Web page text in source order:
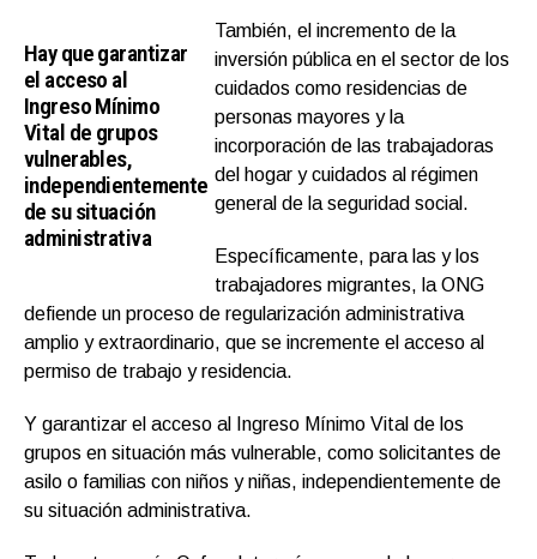
Hay que garantizar
el acceso al
Ingreso Mínimo
Vital de grupos
vulnerables,
independientemente
de su situación
administrativa
También, el incremento de la
inversión pública en el sector de los
cuidados como residencias de
personas mayores y la
incorporación de las trabajadoras
del hogar y cuidados al régimen
general de la seguridad social.
Específicamente, para las y los
trabajadores migrantes, la ONG
defiende un proceso de regularización administrativa
amplio y extraordinario, que se incremente el acceso al
permiso de trabajo y residencia.
Y garantizar el acceso al Ingreso Mínimo Vital de los
grupos en situación más vulnerable, como solicitantes de
asilo o familias con niños y niñas, independientemente de
su situación administrativa.